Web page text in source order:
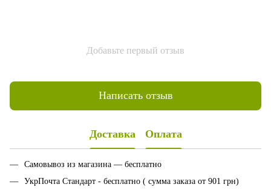
Добавьте первый отзыв
Написать отзыв
Доставка Оплата
Самовывоз из магазина — бесплатно
УкрПочта Стандарт - бесплатно ( сумма заказа от 901 грн)